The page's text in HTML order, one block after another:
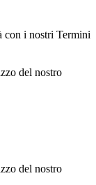
con i nostri Termini
del nostro
del nostro